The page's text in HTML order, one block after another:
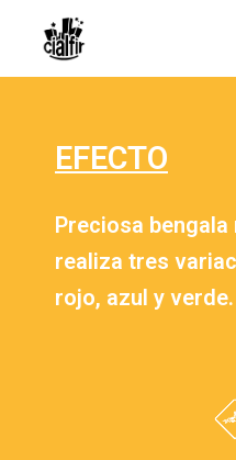
EFECTO
Preciosa
realiza tres
rojo, azul y verde.